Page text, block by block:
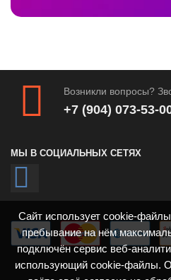
Возникли вопросы?
+7 (904) 073-53-
МЫ В СОЦИАЛЬНЫХ СЕТЯХ
Сайт использует cookie-
пребывание на нём
подключён сервис веб-
использующий cookie-файлы.